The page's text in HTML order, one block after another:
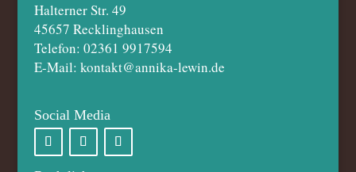
Halterner Str. 49
45657 Recklinghausen
Telefon: 02361 9917594
E-Mail: kontakt@annika-lewin.de
Social Media